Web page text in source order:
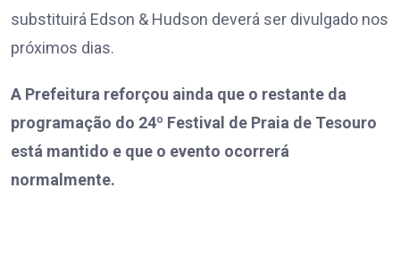
substituirá Edson & Hudson deverá ser divulgado nos
próximos dias.
A Prefeitura reforçou ainda que o restante da
programação do 24º Festival de Praia de Tesouro
está mantido e que o evento ocorrerá
normalmente.